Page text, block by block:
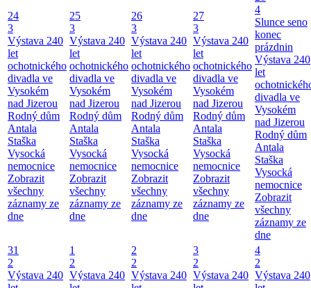
24
3
Výstava 240
let
ochotnického
divadla ve
Vysokém
nad Jizerou
Rodný dům
Antala
Staška
Vysocká
nemocnice
Zobrazit
všechny
záznamy ze
dne
25
3
Výstava 240
let
ochotnického
divadla ve
Vysokém
nad Jizerou
Rodný dům
Antala
Staška
Vysocká
nemocnice
Zobrazit
všechny
záznamy ze
dne
26
3
Výstava 240
let
ochotnického
divadla ve
Vysokém
nad Jizerou
Rodný dům
Antala
Staška
Vysocká
nemocnice
Zobrazit
všechny
záznamy ze
dne
27
3
Výstava 240
let
ochotnického
divadla ve
Vysokém
nad Jizerou
Rodný dům
Antala
Staška
Vysocká
nemocnice
Zobrazit
všechny
záznamy ze
dne
4
Slunce seno
konec
prázdnin
Výstava 240
let
divadla ve
Vysokém
nad Jizerou
Rodný dům
Antala
Staška
Vysocká
nemocnice
Zobrazit
všechny
záznamy ze
dne
31
2
Výstava 240
1
2
Výstava 240
2
2
Výstava 240
3
2
Výstava 240
4
2
Výstava 240